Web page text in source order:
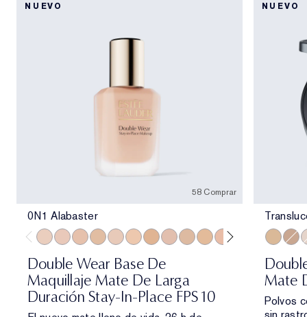
NUEVO
58 Comprar
0N1 Alabaster
Double Wear Base De
Maquillaje Mate De Larga
Duración Stay-In-Place FPS 10
NUEVO
Mate
Polvos